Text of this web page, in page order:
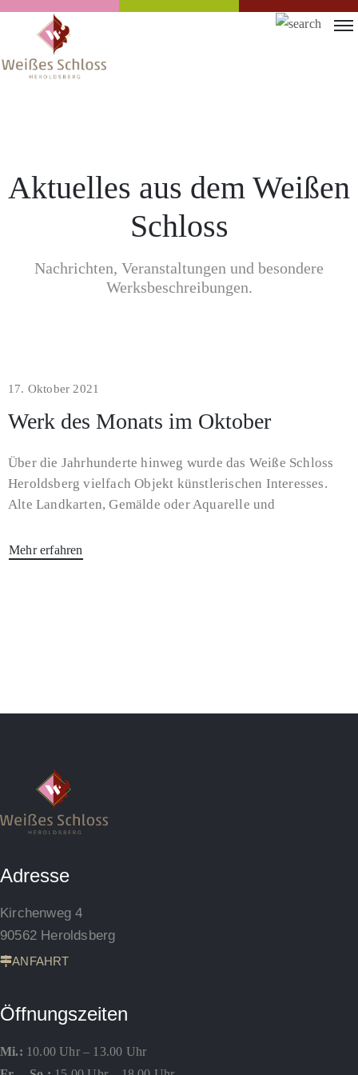
Aktuelles aus dem Weißen
Schloss
Nachrichten, Veranstaltungen und besondere
Werksbeschreibungen.
17. Oktober 2021
Werk des Monats im Oktober
Über die Jahrhunderte hinweg wurde das Weiße Schloss
Heroldsberg vielfach Objekt künstlerischen Interesses.
Alte Landkarten, Gemälde oder Aquarelle und
Mehr erfahren
Adresse
Kirchenweg 4
90562 Heroldsberg
ANFAHRT
Öffnungszeiten
Mi.: 10.00 Uhr – 13.00 Uhr